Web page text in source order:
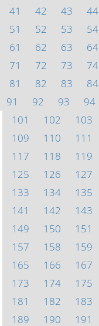
41
42 43 44
51
52 53 54
61
62 63 64
71
72 73 74
81
82 83 84
91
92 93 94
101
102 103
109
110 111
117
118 119
125
126 127
133
134 135
141
142 143
149
150 151
157
158 159
165
166 167
173
174 175
181
182 183
189
190 191